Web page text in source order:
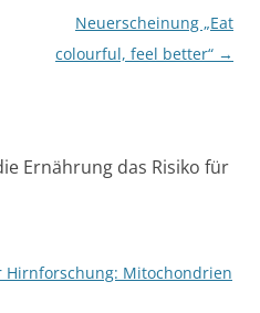
Neuerscheinung „Eat
colourful, feel better“ →
Ernährung das Risiko für
Hirnforschung: Mitochondrien